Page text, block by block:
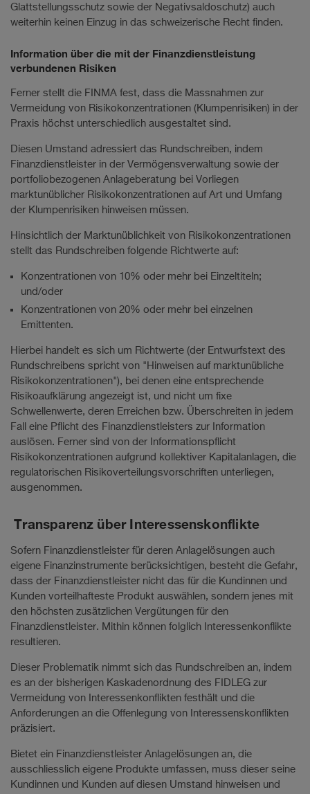
Glattstellungsschutz sowie der Negativsaldoschutz) auch
weiterhin keinen Einzug in das schweizerische Recht finden.
Information über die mit der Finanzdienstleistung
verbundenen Risiken
Ferner stellt die FINMA fest, dass die Massnahmen zur
Vermeidung von Risikokonzentrationen (Klumpenrisiken) in der
Praxis höchst unterschiedlich ausgestaltet sind.
Diesen Umstand adressiert das Rundschreiben, indem
Finanzdienstleister in der Vermögensverwaltung sowie der
portfoliobezogenen Anlageberatung bei Vorliegen
marktunüblicher Risikokonzentrationen auf Art und Umfang
der Klumpenrisiken hinweisen müssen.
Hinsichtlich der Marktunüblichkeit von Risikokonzentrationen
stellt das Rundschreiben folgende Richtwerte auf:
Konzentrationen von 10% oder mehr bei Einzeltiteln;
und/oder
Konzentrationen von 20% oder mehr bei einzelnen
Emittenten.
Hierbei handelt es sich um Richtwerte (der Entwurfstext des
Rundschreibens spricht von "Hinweisen auf marktunübliche
Risikokonzentrationen"), bei denen eine entsprechende
Risikoaufklärung angezeigt ist, und nicht um fixe
Schwellenwerte, deren Erreichen bzw. Überschreiten in jedem
Fall eine Pflicht des Finanzdienstleisters zur Information
auslösen. Ferner sind von der Informationspflicht
Risikokonzentrationen aufgrund kollektiver Kapitalanlagen, die
regulatorischen Risikoverteilungsvorschriften unterliegen,
ausgenommen.
Transparenz über Interessenskonflikte
Sofern Finanzdienstleister für deren Anlagelösungen auch
eigene Finanzinstrumente berücksichtigen, besteht die Gefahr,
dass der Finanzdienstleister nicht das für die Kundinnen und
Kunden vorteilhafteste Produkt auswählen, sondern jenes mit
den höchsten zusätzlichen Vergütungen für den
Finanzdienstleister. Mithin können folglich Interessenkonflikte
resultieren.
Dieser Problematik nimmt sich das Rundschreiben an, indem
es an der bisherigen Kaskadenordnung des FIDLEG zur
Vermeidung von Interessenkonflikten festhält und die
Anforderungen an die Offenlegung von Interessenskonflikten
präzisiert.
Bietet ein Finanzdienstleister Anlagelösungen an, die
ausschliesslich eigene Produkte umfassen, muss dieser seine
Kundinnen und Kunden auf diesen Umstand hinweisen und